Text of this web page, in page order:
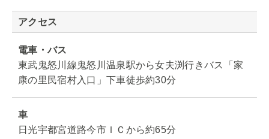
アクセス
電車・バス
東武鬼怒川線鬼怒川温泉駅から女夫渕行きバス「家
康の里民宿村入口」下車徒歩約30分
車
日光宇都宮道路今市ＩＣから約65分